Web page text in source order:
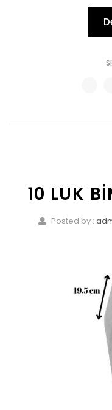
10 LUK
Posted by :